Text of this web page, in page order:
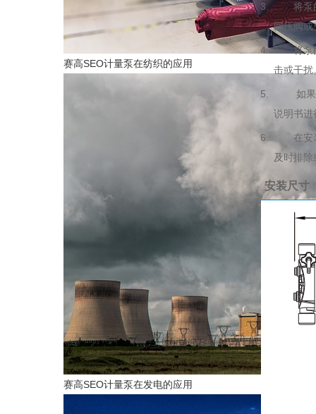
赛高SEO计量泵在纺织的应用
赛高SEO计量泵在发电的应用
将泵的
回压阀或
将泵的
击或干扰
如果需
说明书进
在安装
及时排
安装尺寸